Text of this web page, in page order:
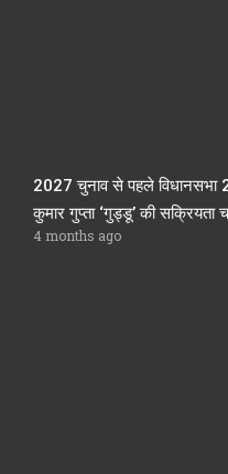
2027 चुनाव से पहले विधानसभा
कुमार गुप्ता ‘गुड्डू’ की सक्रियता
4 months ago